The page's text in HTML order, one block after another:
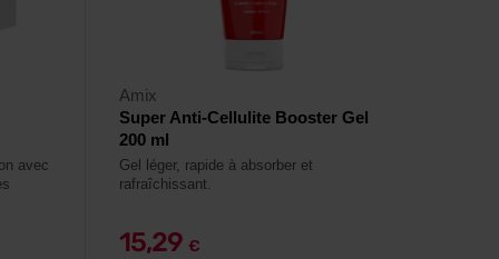
avec
Amix
Super Anti-Cellulite Booster Gel
200 ml
Gel léger, rapide à absorber et
rafraîchissant.
15,29 €